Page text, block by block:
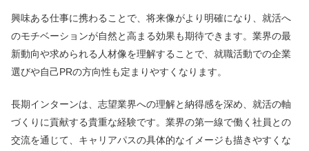
興味ある仕事に携わることで、将来像がより明確になり、就活へ
のモチベーションが自然と高まる効果も期待できます。業界の最
新動向や求められる人材像を理解することで、就職活動での企業
選びや自己PRの方向性も定まりやすくなります。
長期インターンは、志望業界への理解と納得感を深め、就活の軸
づくりに貢献する貴重な経験です。業界の第一線で働く社員との
交流を通じて、キャリアパスの具体的なイメージも描きやすくな